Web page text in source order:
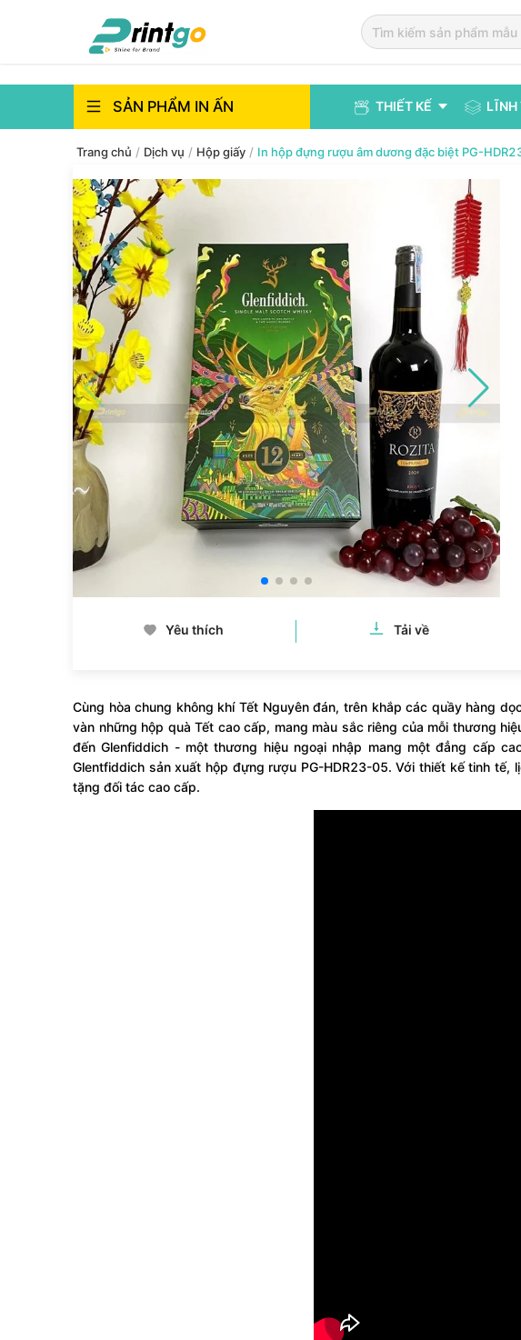
SẢN PHẨM IN ẤN THIẾT KẾ LĨNH
Trang chủ / Dịch vụ / Hộp giấy / In hộp đựng rượu âm dương đặc biệt PG-
Yêu thích Tải về
Cùng hòa chung không khí Tết Nguyên đán, trên khắp các quầy hàng
vàn những hộp quà Tết cao cấp, mang màu sắc riêng của mỗi thương
đến Glenfiddich - một thương hiệu ngoại nhập mang một đẳng cấp
Glentfiddich sản xuất hộp đựng rượu PG-HDR23-05. Với thiết kế tinh
tặng đối tác cao cấp.